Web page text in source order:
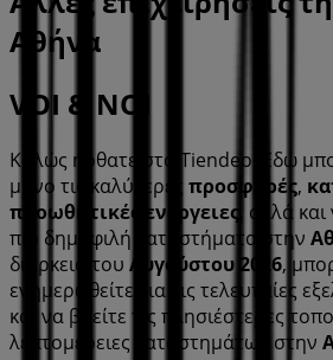
Αθήνα
VOI & NOI
Καλώς ήρθατε στο Tiendeo! Εδώ
μόνο τις καλύτερες προσφορές,
προωθητικές ενέργειες , αλλά
πιο δημοφιλή καταστήματα στην
διάρκεια του Αυγούστου 2026,
ενημερωθείτε για τις τελευταίες
και να βρείτε τις πλησιέστερες
λεπτομέρειες καταστημάτων στην